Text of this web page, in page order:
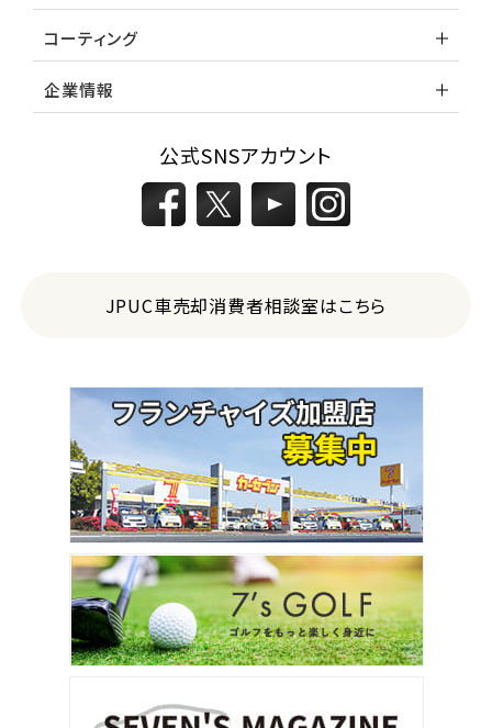
コーティング
企業情報
公式SNSアカウント
JPUC車売却消費者相談室はこちら